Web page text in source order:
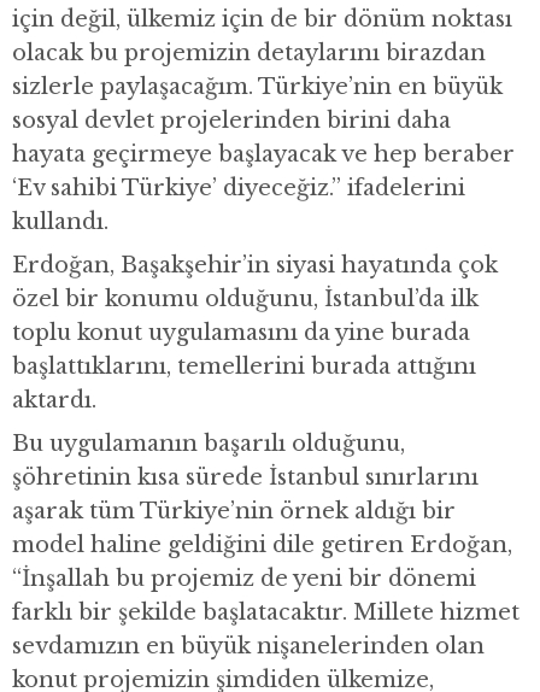
için değil, ülkemiz için de bir dönüm noktası
olacak bu projemizin detaylarını birazdan
sizlerle paylaşacağım. Türkiye’nin en büyük
sosyal devlet projelerinden birini daha
hayata geçirmeye başlayacak ve hep beraber
‘Ev sahibi Türkiye’ diyeceğiz.” ifadelerini
kullandı.
Erdoğan, Başakşehir’in siyasi hayatında çok
özel bir konumu olduğunu, İstanbul’da ilk
toplu konut uygulamasını da yine burada
başlattıklarını, temellerini burada attığını
aktardı.
Bu uygulamanın başarılı olduğunu,
şöhretinin kısa sürede İstanbul sınırlarını
aşarak tüm Türkiye’nin örnek aldığı bir
model haline geldiğini dile getiren Erdoğan,
“İnşallah bu projemiz de yeni bir dönemi
farklı bir şekilde başlatacaktır. Millete hizmet
sevdamızın en büyük nişanelerinden olan
konut projemizin şimdiden ülkemize,